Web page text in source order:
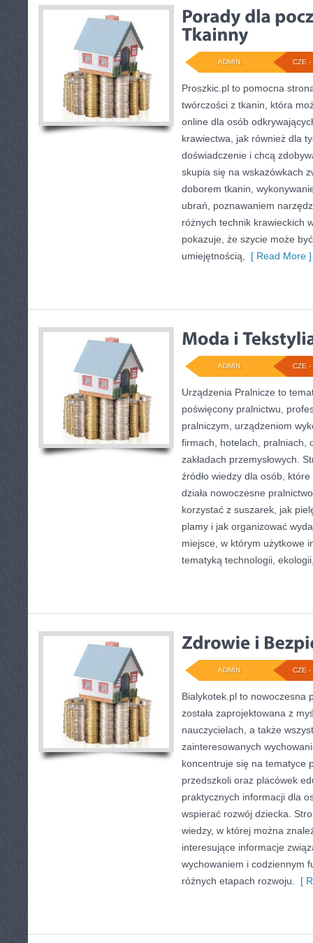
CZE -
ADMIN
Proszkic.pl to pomocna
twórczości z tkanin, która
online dla osób
krawiectwa, jak również dla
doświadczenie i chcą
skupia się na wskazówkach
doborem tkanin,
ubrań, poznawaniem
różnych technik krawieckich
pokazuje, że szycie może
umiejętnością,
[ Read More ]
CZE -
ADMIN
Urządzenia Pralnicze to
poświęcony pralnictwu,
pralniczym, urządzeniom
firmach, hotelach, pralniach,
zakładach przemysłowych.
źródło wiedzy dla osób,
działa nowoczesne
korzystać z suszarek, jak
plamy i jak organizować
miejsce, w którym użytkowe
tematyką technologii,
CZE -
ADMIN
Bialykotek.pl to nowoczesna
została zaprojektowana z
nauczycielach, a także
zainteresowanych
koncentruje się na tematyce
przedszkoli oraz placówek
praktycznych informacji dla
wspierać rozwój dziecka.
wiedzy, w której można
interesujące informacje
wychowaniem i codziennym
różnych etapach rozwoju.
[